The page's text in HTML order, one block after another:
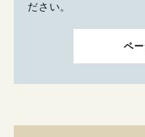
ださい。
ペ